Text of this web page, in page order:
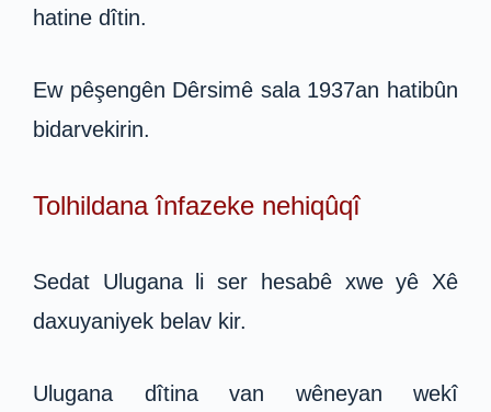
hatine dîtin.
Ew pêşengên Dêrsimê sala 1937an hatibûn
bidarvekirin.
Tolhildana înfazeke nehiqûqî
Sedat Ulugana li ser hesabê xwe yê Xê
daxuyaniyek belav kir.
Ulugana dîtina van wêneyan wekî